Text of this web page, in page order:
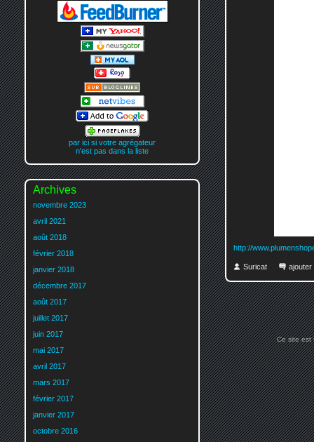
http://
Suricat ajouter
par ici si votre agrégateur
n'est pas dans la liste
Archives
novembre 2023
avril 2021
août 2018
février 2018
janvier 2018
décembre 2017
août 2017
juillet 2017
juin 2017
mai 2017
avril 2017
mars 2017
février 2017
janvier 2017
octobre 2016
Ce site est